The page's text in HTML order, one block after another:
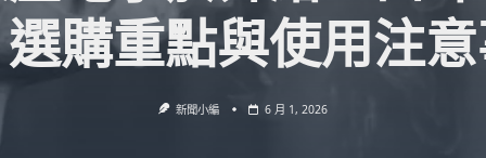
購重點與使用注
新聞小編 6 月 1, 2026